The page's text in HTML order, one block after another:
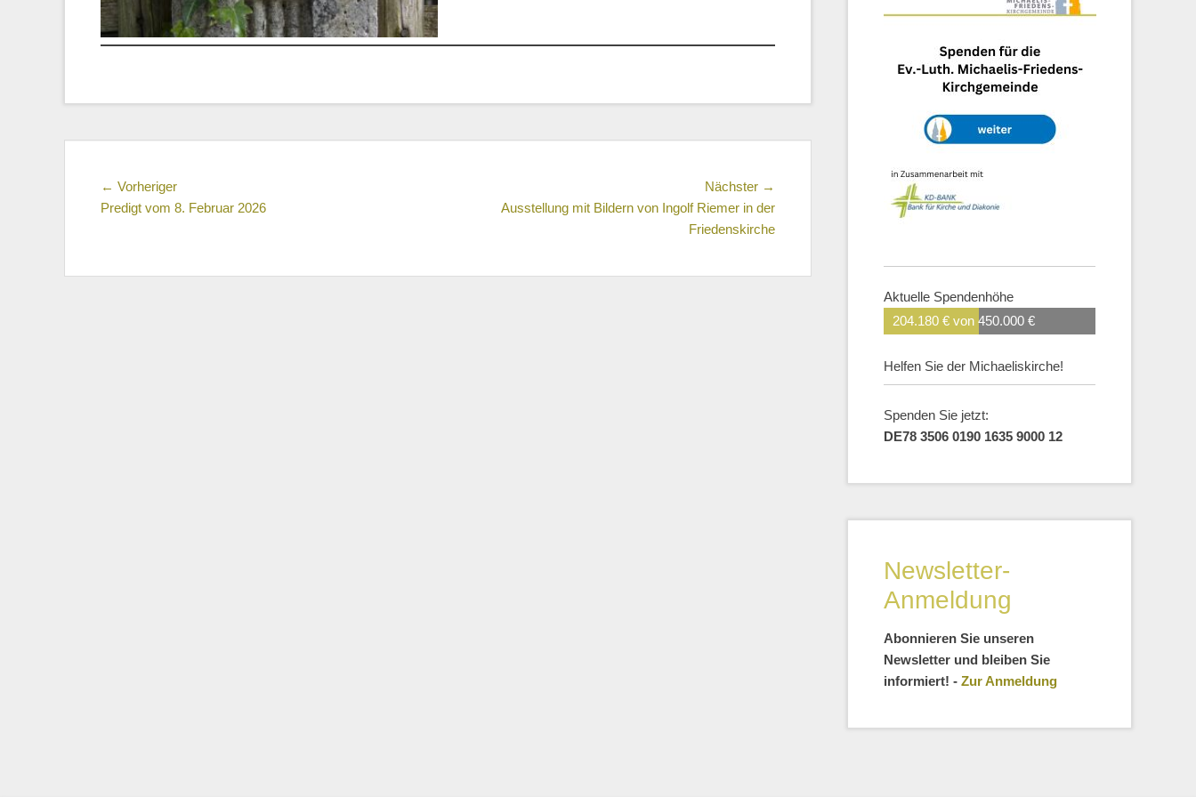
Beitragsnavigation
← VorherigerVorheriger
Beitrag:
Predigt vom 8. Februar 2026
Nächster →
Beitrag:
Ausstellung mit Bildern von Ingolf Riemer in der
Friedenskirche
Aktuelle Spendenhöhe
204.180 € von 450.000 €
Helfen Sie der Michaeliskirche!
Spenden Sie jetzt:
DE78 3506 0190 1635 9000 12
Newsletter-
Anmeldung
Abonnieren Sie unseren
Newsletter und bleiben Sie
informiert! - Zur Anmeldung